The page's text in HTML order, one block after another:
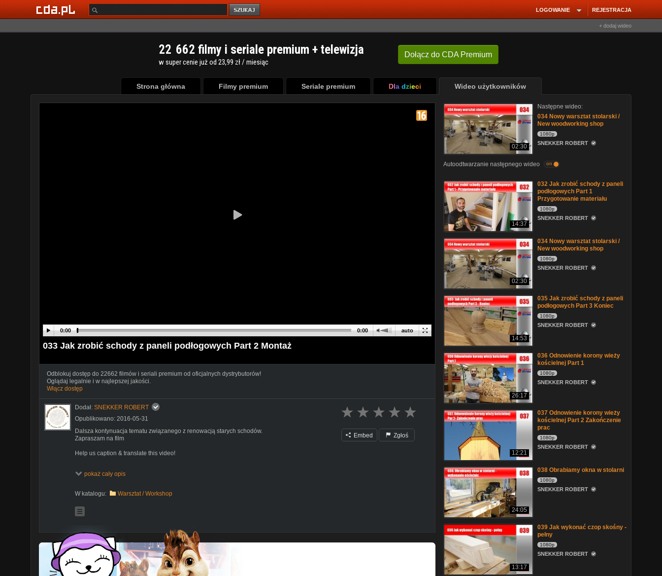
REJESTRACJA
LOGOWANIE
+ dodaj wideo
Dołącz do CDA Premium
22 662 filmy i seriale premium + telewizja
w super cenie już od 23,99 zł / miesiąc
Strona główna Filmy premium Seriale premium Dla dzieci Wideo użytkowników
auto
0:00 0:00
033 Jak zrobić schody z paneli podłogowych Part 2 Montaż
Odblokuj dostęp do 22662 filmów i seriali premium od oficjalnych dystrybutorów!
Oglądaj legalnie i w najlepszej jakości.
Włącz dostęp
Dodał: SNEKKER ROBERT
Opublikowano: 2016-05-31
Dalsza kontynuacja tematu związanego z renowacją starych schodów.
Zapraszam na film
Help us caption & translate this video!
pokaż cały opis
W katalogu: Warsztat / Workshop
Embed Zgłoś
02:30
Następne wideo:
034 Nowy warsztat stolarski /
New woodworking shop
1080p
SNEKKER ROBERT
Autoodtwarzanie następnego wideo on
14:37
032 Jak zrobić schody z paneli
podłogowych Part 1
Przygotowanie materiału
1080p
SNEKKER ROBERT
02:30
034 Nowy warsztat stolarski /
New woodworking shop
1080p
SNEKKER ROBERT
14:53
035 Jak zrobić schody z paneli
podłogowych Part 3 Koniec
1080p
SNEKKER ROBERT
26:17
036 Odnowienie korony wieży
kościelnej Part 1
1080p
SNEKKER ROBERT
12:21
037 Odnowienie korony wieży
kościelnej Part 2 Zakończenie
prac
1080p
SNEKKER ROBERT
24:05
038 Obrabiamy okna w stolarni
1080p
SNEKKER ROBERT
13:17
039 Jak wykonać czop skośny -
pełny
1080p
SNEKKER ROBERT